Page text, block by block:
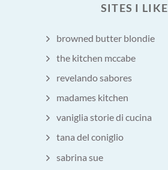
SITES I LIKE
browned butter blondie
the kitchen mccabe
revelando sabores
madames kitchen
vaniglia storie di cucina
tana del coniglio
sabrina sue